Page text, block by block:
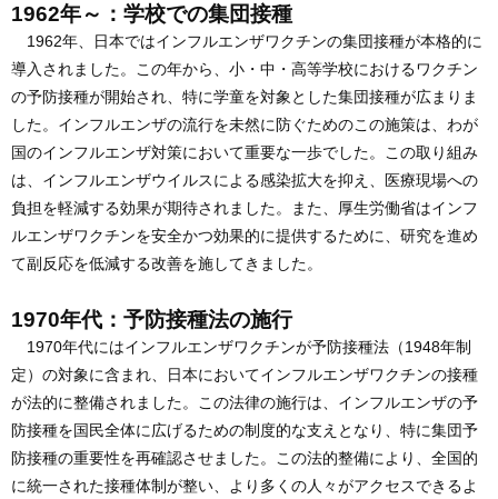
1962年～：学校での集団接種
1962年、日本ではインフルエンザワクチンの集団接種が本格的に
導入されました。この年から、小・中・高等学校におけるワクチン
の予防接種が開始され、特に学童を対象とした集団接種が広まりま
した。インフルエンザの流行を未然に防ぐためのこの施策は、わが
国のインフルエンザ対策において重要な一歩でした。この取り組み
は、インフルエンザウイルスによる感染拡大を抑え、医療現場への
負担を軽減する効果が期待されました。また、厚生労働省はインフ
ルエンザワクチンを安全かつ効果的に提供するために、研究を進め
て副反応を低減する改善を施してきました。
1970年代：予防接種法の施行
1970年代にはインフルエンザワクチンが予防接種法（1948年制
定）の対象に含まれ、日本においてインフルエンザワクチンの接種
が法的に整備されました。この法律の施行は、インフルエンザの予
防接種を国民全体に広げるための制度的な支えとなり、特に集団予
防接種の重要性を再確認させました。この法的整備により、全国的
に統一された接種体制が整い、より多くの人々がアクセスできるよ